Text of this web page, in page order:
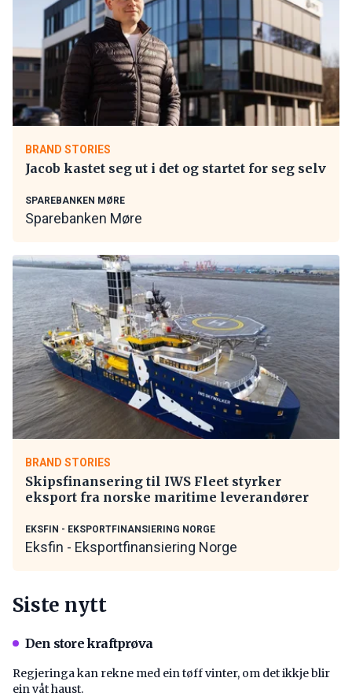
BRAND STORIES
Jacob kastet seg ut i det og startet for seg selv
SPAREBANKEN MØRE
Sparebanken Møre
BRAND STORIES
Skipsfinansering til IWS Fleet styrker
eksport fra norske maritime leverandører
EKSFIN - EKSPORTFINANSIERING NORGE
Eksfin - Eksportfinansiering Norge
Siste nytt
Den store kraftprøva
Regjeringa kan rekne med ein tøff vinter, om det ikkje blir
ein våt haust.